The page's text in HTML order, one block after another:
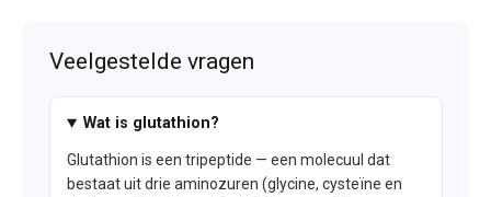
Veelgestelde vragen
Wat is glutathion?
Glutathion is een tripeptide — een molecuul dat
bestaat uit drie aminozuren (glycine, cysteïne en